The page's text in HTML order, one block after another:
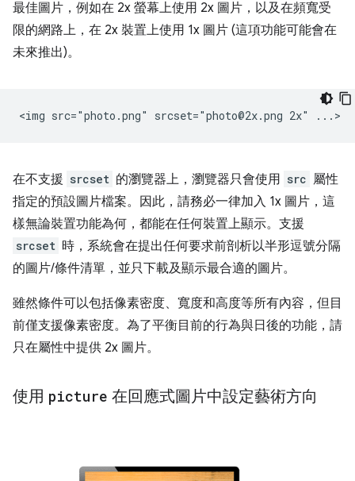
最佳圖片，例如在 2x 螢幕上使用 2x 圖片，以及在頻寬受
限的網路上，在 2x 裝置上使用 1x 圖片 (這項功能可能會在
未來推出)。
在不支援 srcset 的瀏覽器上，瀏覽器只會使用 src 屬性
指定的預設圖片檔案。因此，請務必一律加入 1x 圖片，這
樣無論裝置功能為何，都能在任何裝置上顯示。支援
srcset 時，系統會在提出任何要求前剖析以半形逗號分隔
的圖片/條件清單，並只下載及顯示最合適的圖片。
雖然條件可以包括像素密度、寬度和高度等所有內容，但目
前僅支援像素密度。為了平衡目前的行為與日後的功能，請
只在屬性中提供 2x 圖片。
使用 picture 在回應式圖片中設定藝術方向